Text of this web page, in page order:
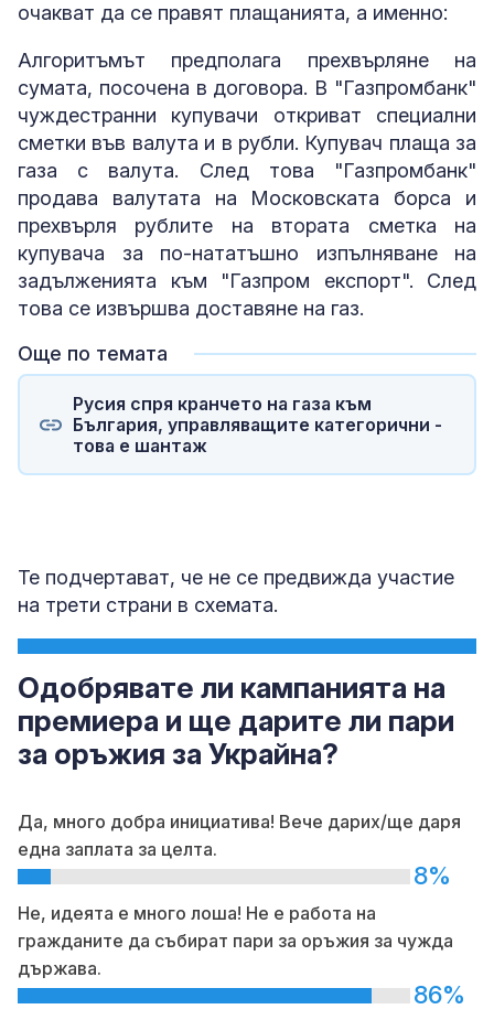
очакват да се правят плащанията, а именно:
Алгоритъмът предполага прехвърляне на
сумата, посочена в договора. В "Газпромбанк"
чуждестранни купувачи откриват специални
сметки във валута и в рубли. Купувач плаща за
газа с валута. След това "Газпромбанк"
продава валутата на Московската борса и
прехвърля рублите на втората сметка на
купувача за по-нататъшно изпълняване на
задълженията към "Газпром експорт". След
това се извършва доставяне на газ.
Още по темата
Русия спря кранчето на газа към
България, управляващите категорични -
това е шантаж
Те подчертават, че не се предвижда участие
на трети страни в схемата.
Одобрявате ли кампанията на
премиера и ще дарите ли пари
за оръжия за Украйна?
Да, много добра инициатива! Вече дарих/ще даря
една заплата за целта.
8%
Не, идеята е много лоша! Не е работа на
гражданите да събират пари за оръжия за чужда
държава.
86%